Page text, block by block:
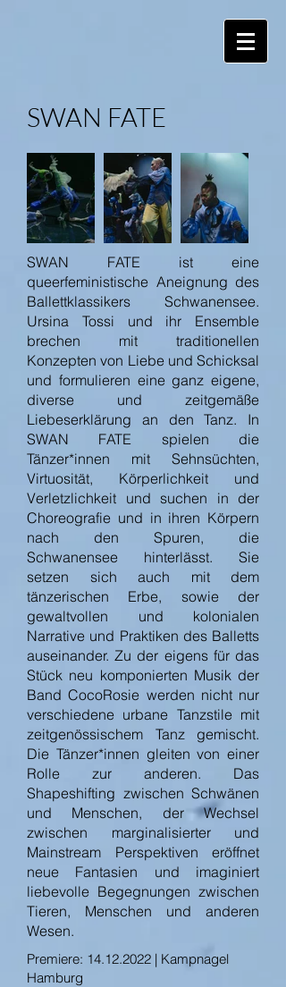
SWAN FATE
SWAN FATE ist eine
queerfeministische Aneignung des
Ballettklassikers Schwanensee.
Ursina Tossi und ihr Ensemble
brechen mit traditionellen
Konzepten von Liebe und Schicksal
und formulieren eine ganz eigene,
diverse und zeitgemäße
Liebeserklärung an den Tanz. In
SWAN FATE spielen die
Tänzer*innen mit Sehnsüchten,
Virtuosität, Körperlichkeit und
Verletzlichkeit und suchen in der
Choreografie und in ihren Körpern
nach den Spuren, die
Schwanensee hinterlässt. Sie
setzen sich auch mit dem
tänzerischen Erbe, sowie der
gewaltvollen und kolonialen
Narrative und Praktiken des Balletts
auseinander. Zu der eigens für das
Stück neu komponierten Musik der
Band CocoRosie werden nicht nur
verschiedene urbane Tanzstile mit
zeitgenössischem Tanz gemischt.
Die Tänzer*innen gleiten von einer
Rolle zur anderen. Das
Shapeshifting zwischen Schwänen
und Menschen, der Wechsel
zwischen marginalisierter und
Mainstream Perspektiven eröffnet
neue Fantasien und imaginiert
liebevolle Begegnungen zwischen
Tieren, Menschen und anderen
Wesen.
Premiere: 14.12.2022 | Kampnagel
Hamburg